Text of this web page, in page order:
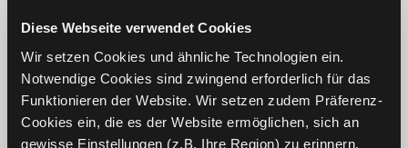
Diese Webseite verwendet Cookies
Wir setzen Cookies und ähnliche Technologien ein.
Notwendige Cookies sind zwingend erforderlich für das
Funktionieren der Website. Wir setzen zudem Präferenz-
Cookies ein, die es der Website ermöglichen, sich an
gewisse Einstellungen (z.B. Ihre Region) zu erinnern.